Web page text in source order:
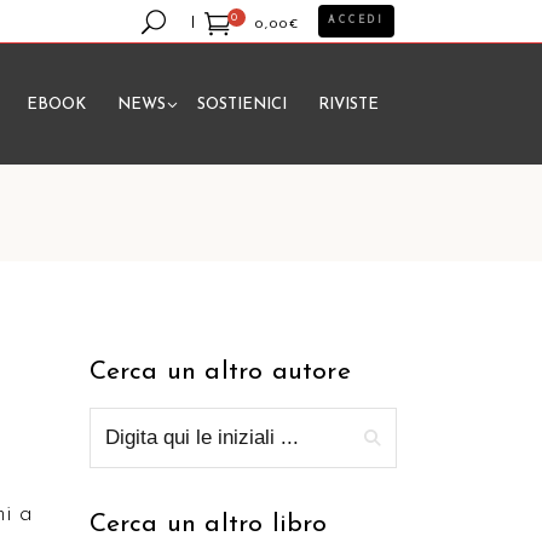
0
0,00€
prodotto nel carrello.
ACCEDI
EBOOK NEWS SOSTIENICI RIVISTE
a
Cerca un altro autore
Cerca un altro libro